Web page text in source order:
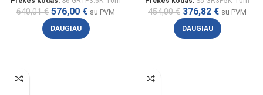
640,01€ 576,00 € su PVM
DAUGIAU
454,00€ 376,82 € su PVM
DAUGIAU